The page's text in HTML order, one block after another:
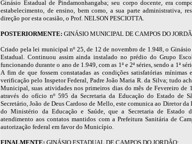
Ginásio Estadual de Pindamonhangaba; seu corpo docente, era
estabelecimento, de ensino, bem como, a sua parte administrativa,
direção por esta ocasião, o Prof. NELSON PESCIOTTA.
POSTERIORMENTE: GINÁSIO MUNICIPAL DE CAMPOS DO
Criado pela lei municipal nº 25, de 12 de novembro de 1.948, o
Estadual. Continuou assim ainda instalado no prédio do Grupo
funcionando durante o ano de 1.949, com as 1ª e 2ª séries, sendo a 1ª
A fim de que fossem constatadas as condições satisfatórias
verificação pelo Inspetor Federal, Padre João Maria R. da Silva; tudo
Municipal, suas atividades nos primeiros dias do mês de Fevereiro de
através do ofício nº 595 da Secretaria da Educação do Estado de
Secretário, João de Deus Cardoso de Mello, este comunica ao Diretor
do Ministério da Educação e Saúde, que a Secretaria de Estado
atendimento aos contatos mantidos com a Prefeitura Sanitária de
autorização federal em favor do Município.
FINALMENTE: GINÁSIO ESTADUAL DE CAMPOS DO JORDÃO: